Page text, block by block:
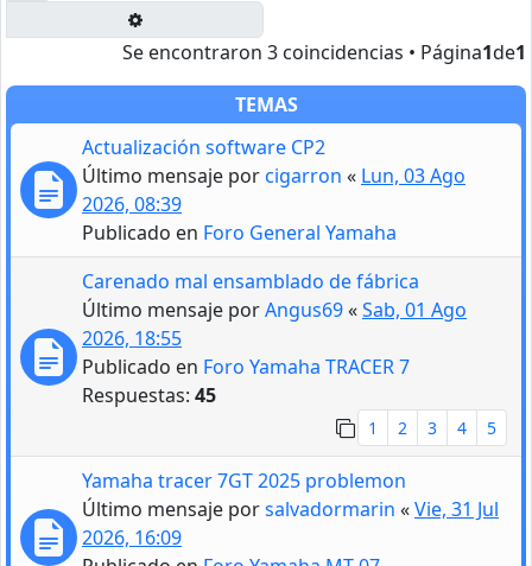
Se encontraron 3 coincidencias • Página1de1
TEMAS
Actualización software CP2
Último mensaje porcigarron « Lun, 03 Ago
2026, 08:39
Publicado en Foro General Yamaha
Carenado mal ensamblado de fábrica
Último mensaje porAngus69«Sab, 01 Ago
2026, 18:55
Publicado en Foro Yamaha TRACER 7
Respuestas: 45
1 2 3 4 5
Yamaha tracer 7GT 2025 problemon
Último mensaje porsalvadormarin «Vie, 31 Jul
2026, 16:09